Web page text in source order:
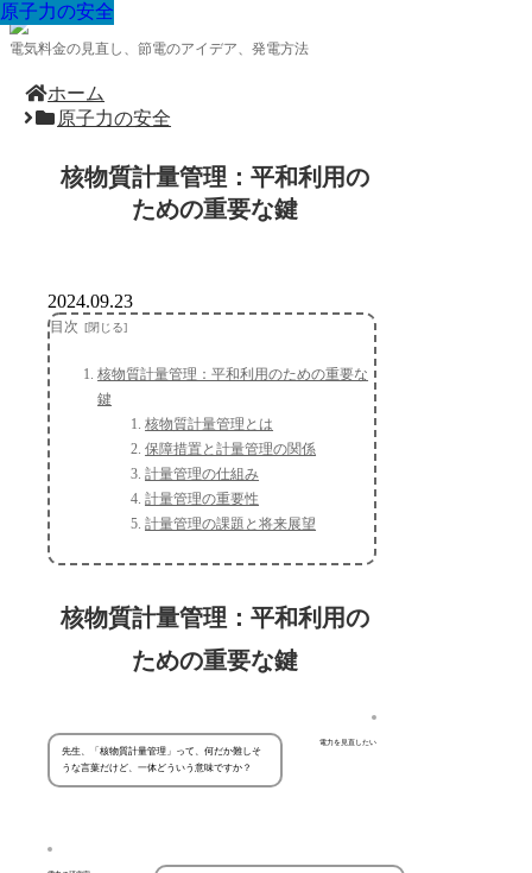
電気料金の見直し、節電のアイデア、発電方法
ホーム
原子力の安全
核物質計量管理：平和利用の
ための重要な鍵
原子力の安全
2024.09.23
目次
核物質計量管理：平和利用のための重要な
鍵
核物質計量管理とは
保障措置と計量管理の関係
計量管理の仕組み
計量管理の重要性
計量管理の課題と将来展望
核物質計量管理：平和利用の
ための重要な鍵
電力を見直したい
先生、「核物質計量管理」って、何だか難しそ
うな言葉だけど、一体どういう意味ですか？
原子力の安全
原子力の安全
原子力の安全
原子力の安全
原子力の安全
原子力の安全
原子力の安全
原子力の安全